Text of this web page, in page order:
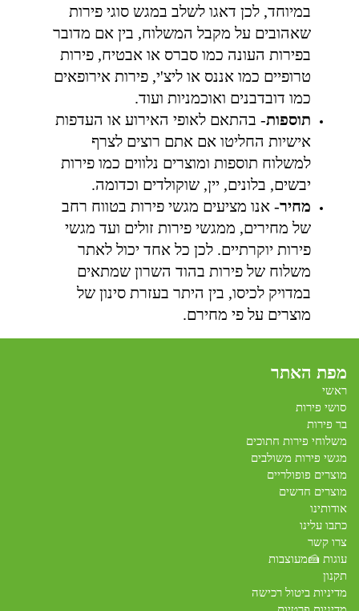
במיוחד, לכן דאגו לשלב במגש סוגי פירות
שאהובים על מקבל המשלוח, בין אם מדובר
בפירות העונה כמו סברס או אבטיח, פירות
טרופיים כמו אננס או ליצ'י, פירות אירופאים
כמו דובדבנים ואוכמניות ועוד.
תוספות- בהתאם לאופי האירוע או העדפות
אישיות החליטו אם אתם רוצים לצרף
למשלוח תוספות ומוצרים נלווים כמו פירות
יבשים, בלונים, יין, שוקולדים וכדומה.
מחיר- אנו מציעים מגשי פירות בטווח רחב
של מחירים, ממגשי פירות זולים ועד מגשי
פירות יוקרתיים. לכן כל אחד יכול לאתר
משלוח של פירות בהוד השרון שמתאים
במדויק לכיסו, בין היתר בעזרת סינון של
מוצרים על פי מחירם.
מפת האתר
ראשי
סושי פירות
בר פירות
משלוחי פירות חתוכים
מגשי פירות משולבים
מוצרים פופולריים
מוצרים חדשים
אודותינו
כתבו עלינו
צרו קשר
עוגות 🍰מעוצבות
תקנון
מדיניות ביטול רכישה